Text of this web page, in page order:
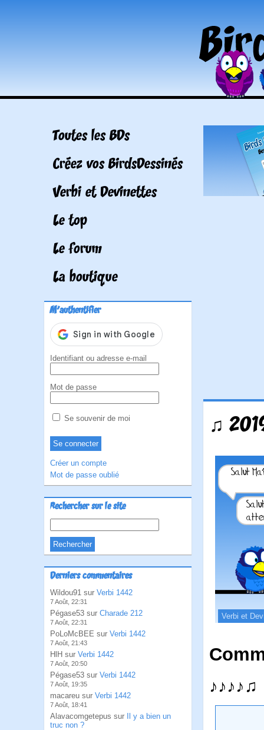
Toutes les BDs
Créez vos BirdsDessinés
Verbi et Devinettes
Le top
Le forum
La boutique
M'authentifier
Identifiant ou adresse e-mail
Mot de passe
Se souvenir de moi
Créer un compte
Mot de passe oublié
Rechercher sur le site
Derniers commentaires
Wildou91 sur Verbi 1442
7 Août, 22:31
Pégase53 sur Charade 212
7 Août, 22:31
PoLoMcBEE sur Verbi 1442
7 Août, 21:43
HlH sur Verbi 1442
7 Août, 20:50
Pégase53 sur Verbi 1442
7 Août, 19:35
macareu sur Verbi 1442
7 Août, 18:41
Alavacomgetepus sur
Il y a bien un
truc non ?
♫
Verbi et